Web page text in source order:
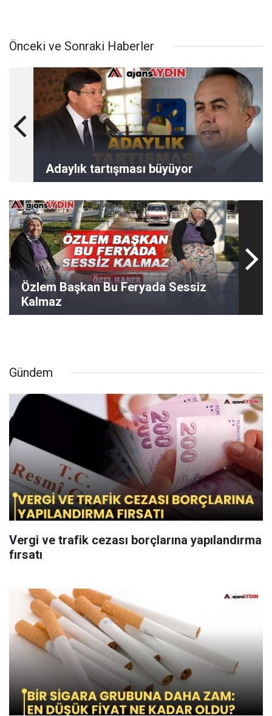
Önceki ve Sonraki Haberler
Adaylık tartışması büyüyor
Özlem Başkan Bu Feryada Sessiz
Kalmaz
Gündem
Vergi ve trafik cezası borçlarına yapılandırma
fırsatı